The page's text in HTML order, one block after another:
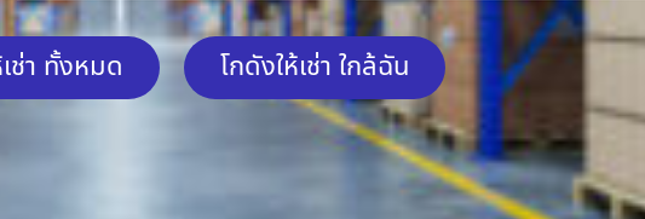
ช่า ทั้งหมด โกดังให้เช่า ใกล้ฉัน